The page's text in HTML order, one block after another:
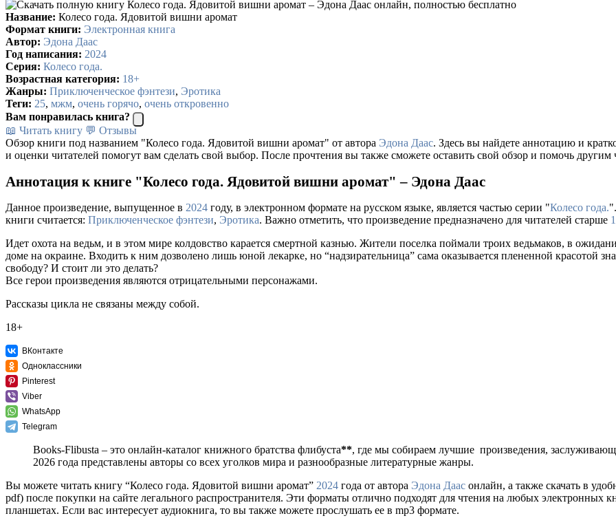
Название: Колесо года. Ядовитой вишни аромат
Формат книги: Электронная книга
Автор: Эдона Даас
Год написания: 2024
Серия: Колесо года.
Возрастная категория: 18+
Жанры: Приключенческое фэнтези, Эротика
Теги: 25, мжм, очень горячо, очень откровенно
Вам понравилась книга?
📖 Читать книгу 💬 Отзывы
Обзор книги под названием "Колесо года. Ядовитой вишни аромат" от автора Эдона Даас. Здесь вы найдете аннотацию и
и оценки читателей помогут вам сделать свой выбор. После прочтения вы также сможете оставить свой обзор и помочь другим
Аннотация к книге "Колесо года. Ядовитой вишни аромат" – Эдона Даас
Данное произведение, выпущенное в 2024 году, в электронном формате на русском языке, является частью серии "Колесо года.
книги считается: Приключенческое фэнтези, Эротика. Важно отметить, что произведение предназначено для читателей старше
Идет охота на ведьм, и в этом мире колдовство карается смертной казнью. Жители поселка поймали троих ведьмаков, в
доме на окраине. Входить к ним дозволено лишь юной лекарке, но “надзирательница” сама оказывается плененной красотой
свободу? И стоит ли это делать?
Все герои произведения являются отрицательными персонажами.
Рассказы цикла не связаны между собой.
18+
ВКонтакте
Одноклассники
Pinterest
Viber
WhatsApp
Telegram
Books-Flibusta – это онлайн-каталог книжного братства флибуста**, где мы собираем лучшие произведения,
2026 года представлены авторы со всех уголков мира и разнообразные литературные жанры.
Вы можете читать книгу “Колесо года. Ядовитой вишни аромат” 2024 года от автора Эдона Даас онлайн, а также скачать в
pdf) после покупки на сайте легального распространителя. Эти форматы отлично подходят для чтения на любых электронных
планшетах. Если вас интересует аудиокнига, то вы также можете прослушать ее в mp3 формате.